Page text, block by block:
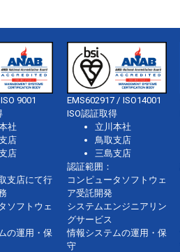
9001
社
店
店
支店にて行
ソフトウェ
の運用・保
EMS602917 / ISO14001
ISO認証取得
立川本社
鳥取支店
三島支店
認証範囲：
コンピュータソフトウェ
ア受託開発
システムエンジニアリン
グサービス
情報システムの運用・保
守